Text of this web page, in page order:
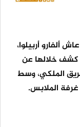
ألفارو أربيلوا،
كشف خلالها عن
الملكي، وسط
الملابس.